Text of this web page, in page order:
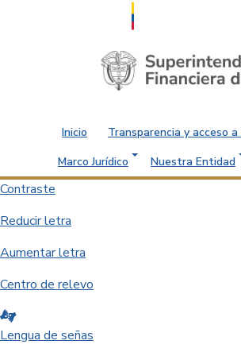
Saltar al contenido principal
Inicio Transparencia y acceso
Marco Jurídico
Nuestra Entidad
Contraste
Reducir letra
Aumentar letra
Centro de relevo
Lengua de señas